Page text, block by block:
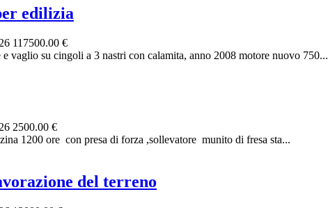
edilizia
117500.00 €
su cingoli a 3 nastri con calamita, anno 2008 motore nuovo 750...
2500.00 €
1200 ore con presa di forza ,sollevatore munito di fresa sta...
del terreno